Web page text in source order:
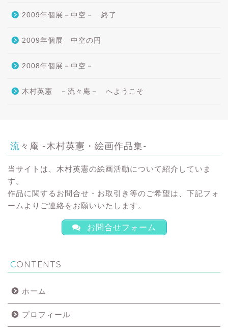
2009年個展－中空－ 終了
2009年個展 中空の円
2008年個展－中空－
木村英憲 －流々庵－ へようこそ
流々庵 -木村英憲・絵画作品集-
当サイトは、木村英憲の絵画活動について紹介していま
す。
作品に関するお問合せ・お取引き等のご希望は、下記フォ
ームよりご連絡をお願いいたします。
お問合せフォーム
CONTENTS
ホーム
プロフィール